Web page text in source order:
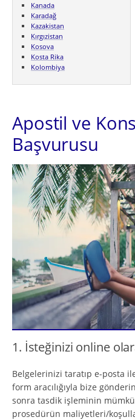
Kanada
Karadağ
Kazakistan
Kırgızistan
Kosova
Kosta Rika
Kolombiya
Apostil ve
Başvurusu
1. İsteğinizi online
Belgelerinizi taratıp e-posta
form aracılığıyla bize
sonra tasdik işleminin
prosedürün maliyetleri/